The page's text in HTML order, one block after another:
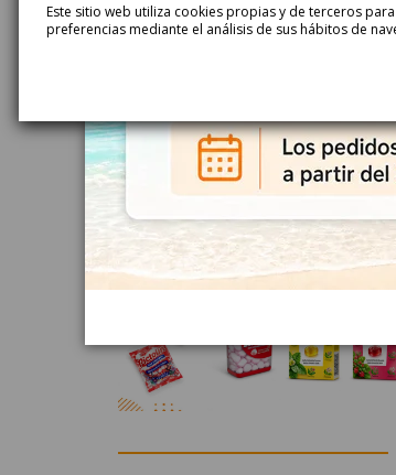
Gominolas Ositos Brillo
7,44 €
Añadir
Este sitio web utiliza cookies propias y de terceros
preferencias mediante el análisis de sus hábitos de